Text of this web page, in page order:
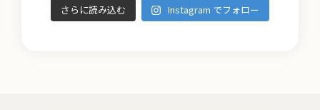
さらに読み込む Instagram でフォロー